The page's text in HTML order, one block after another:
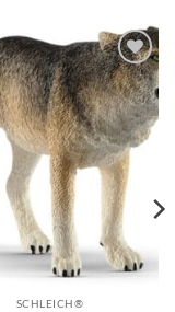
Auf die
Wunschliste
SCHLEICH®